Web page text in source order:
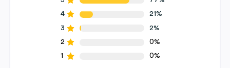
4
21%
3
2%
2
0%
1
0%